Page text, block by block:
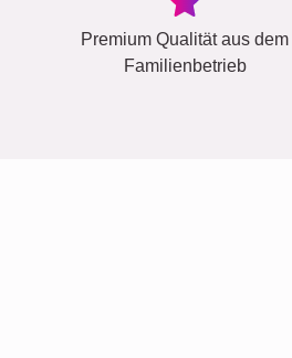
Premium Qualität aus dem
Familienbetrieb